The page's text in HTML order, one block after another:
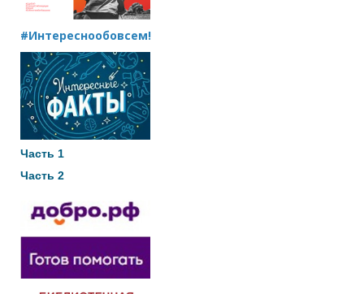
#Интереснообовсем!
Часть 1
Часть 2